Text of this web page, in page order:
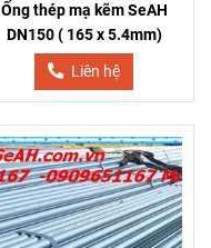
Ống thép mạ kẽm SeAH
DN150 ( 165 x 5.4mm)
Liên hệ